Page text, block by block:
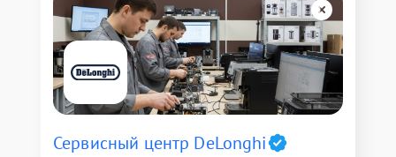
Сервисный центр DeLonghi